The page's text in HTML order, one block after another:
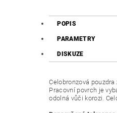
POPIS
PARAMETRY
DISKUZE
Celobronzová
Pracovní povrch je
odolná vůči korozi.